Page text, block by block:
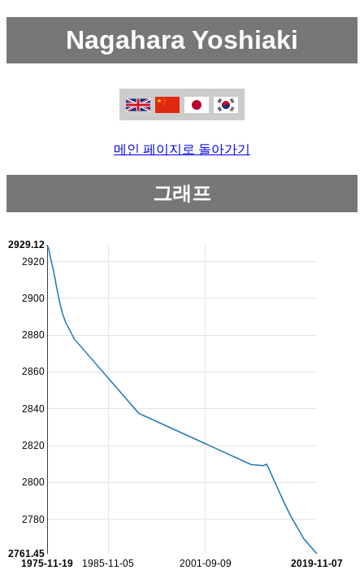
Nagahara Yoshiaki
메인 페이지로 돌아가기
그래프
1985-11-05 2001-09-09
1975-11-19 2019-11-07
2780
2800
2820
2840
2860
2880
2900
2920
2761.45
2929.12